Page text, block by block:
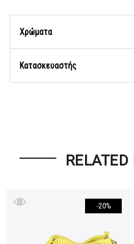
Χρώματα
Κατασκευαστής
-20%